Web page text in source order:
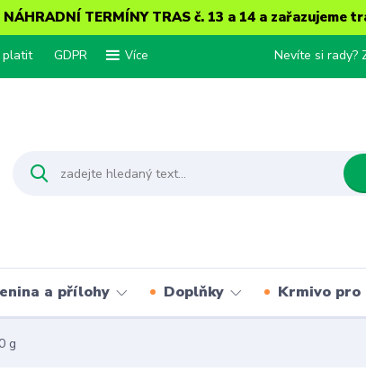
NÁHRADNÍ TERMÍNY TRAS č. 13 a 14 a zařazujeme
platit GDPR Více Nevíte si rady?
a přílohy Doplňky Krmivo pro
g